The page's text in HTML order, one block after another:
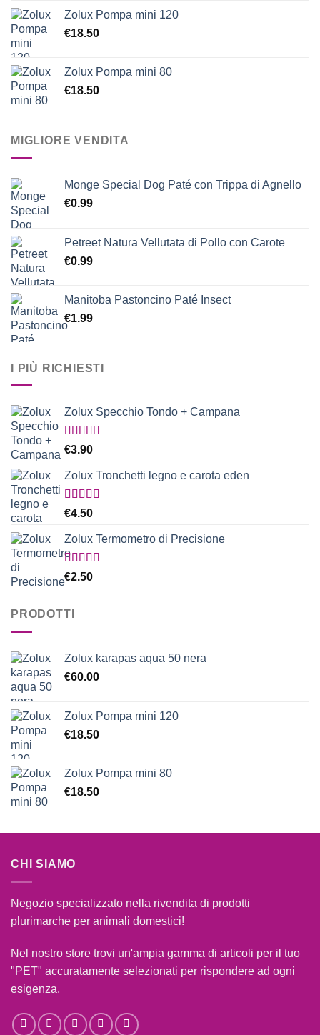
Zolux Pompa mini 120
€18.50
Zolux Pompa mini 80
€18.50
MIGLIORE VENDITA
Monge Special Dog Paté con Trippa di Agnello
€0.99
Petreet Natura Vellutata di Pollo con Carote
€0.99
Manitoba Pastoncino Paté Insect
€1.99
I PIÙ RICHIESTI
Zolux Specchio Tondo + Campana
Valutato
€3.90
Zolux Tronchetti legno e carota eden
Valutato
€4.50
Zolux Termometro di Precisione
Valutato
5.00
€2.50
PRODOTTI
Zolux karapas aqua 50 nera
€60.00
Zolux Pompa mini 120
€18.50
Zolux Pompa mini 80
€18.50
CHI SIAMO
Negozio specializzato nella rivendita di prodotti
plurimarche per animali domestici!
Nel nostro store trovi un'ampia gamma di articoli per il tuo
"PET" accuratamente selezionati per rispondere ad ogni
esigenza.